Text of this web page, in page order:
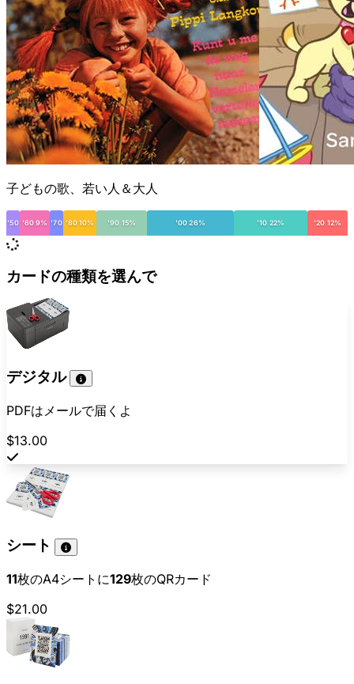
子どもの歌、若い人＆大人
'50 '60 9% '70 '80 10% '90 15% '00 26% '10 22% '20 12%
カードの種類を選んで
デジタル
PDFはメールで届くよ
$13.00
シート
11枚のA4シートに129枚のQRカード
$21.00